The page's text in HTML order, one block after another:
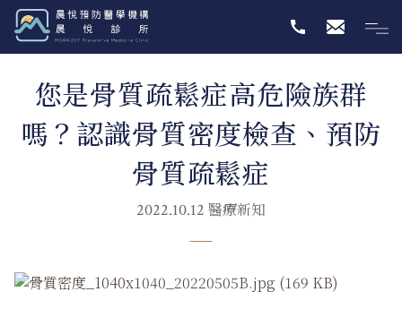
您是骨質疏鬆症高危險族群
嗎？認識骨質密度檢查、預防
骨質疏鬆症
2022.10.12 醫療新知